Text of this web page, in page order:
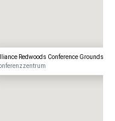
Redwoods Conference Grounds